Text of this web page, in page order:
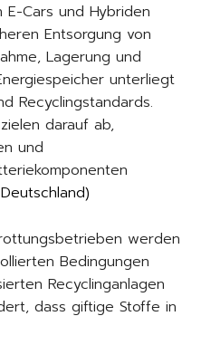
Cars und Hybriden
Entsorgung von
Lagerung und
unterliegt
Recyclingstandards.
darauf ab,
und
)
werden
Bedingungen
Recyclinganlagen
dass giftige Stoffe in